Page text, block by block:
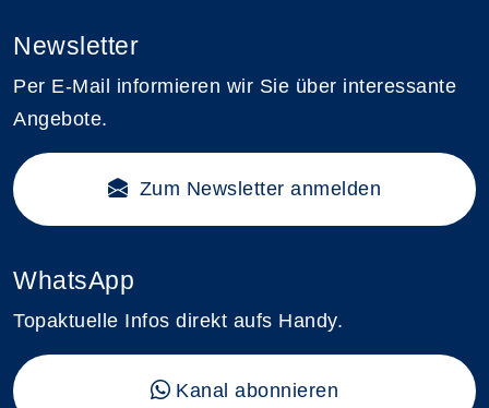
Newsletter
Per E-Mail informieren wir Sie über interessante
Angebote.
Zum Newsletter anmelden
WhatsApp
Topaktuelle Infos direkt aufs Handy.
Kanal abonnieren